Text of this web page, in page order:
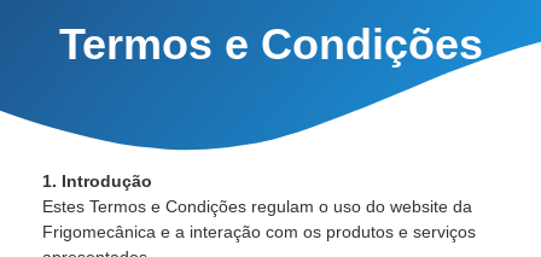
Termos e Condições
1. Introdução
Estes Termos e Condições regulam o uso do website da
Frigomecânica e a interação com os produtos e serviços